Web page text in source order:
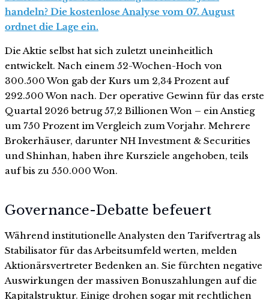
handeln? Die kostenlose Analyse vom 07. August
ordnet die Lage ein.
Die Aktie selbst hat sich zuletzt uneinheitlich
entwickelt. Nach einem 52-Wochen-Hoch von
300.500 Won gab der Kurs um 2,34 Prozent auf
292.500 Won nach. Der operative Gewinn für das erste
Quartal 2026 betrug 57,2 Billionen Won – ein Anstieg
um 750 Prozent im Vergleich zum Vorjahr. Mehrere
Brokerhäuser, darunter NH Investment & Securities
und Shinhan, haben ihre Kursziele angehoben, teils
auf bis zu 550.000 Won.
Governance-Debatte befeuert
Während institutionelle Analysten den Tarifvertrag als
Stabilisator für das Arbeitsumfeld werten, melden
Aktionärsvertreter Bedenken an. Sie fürchten negative
Auswirkungen der massiven Bonuszahlungen auf die
Kapitalstruktur. Einige drohen sogar mit rechtlichen